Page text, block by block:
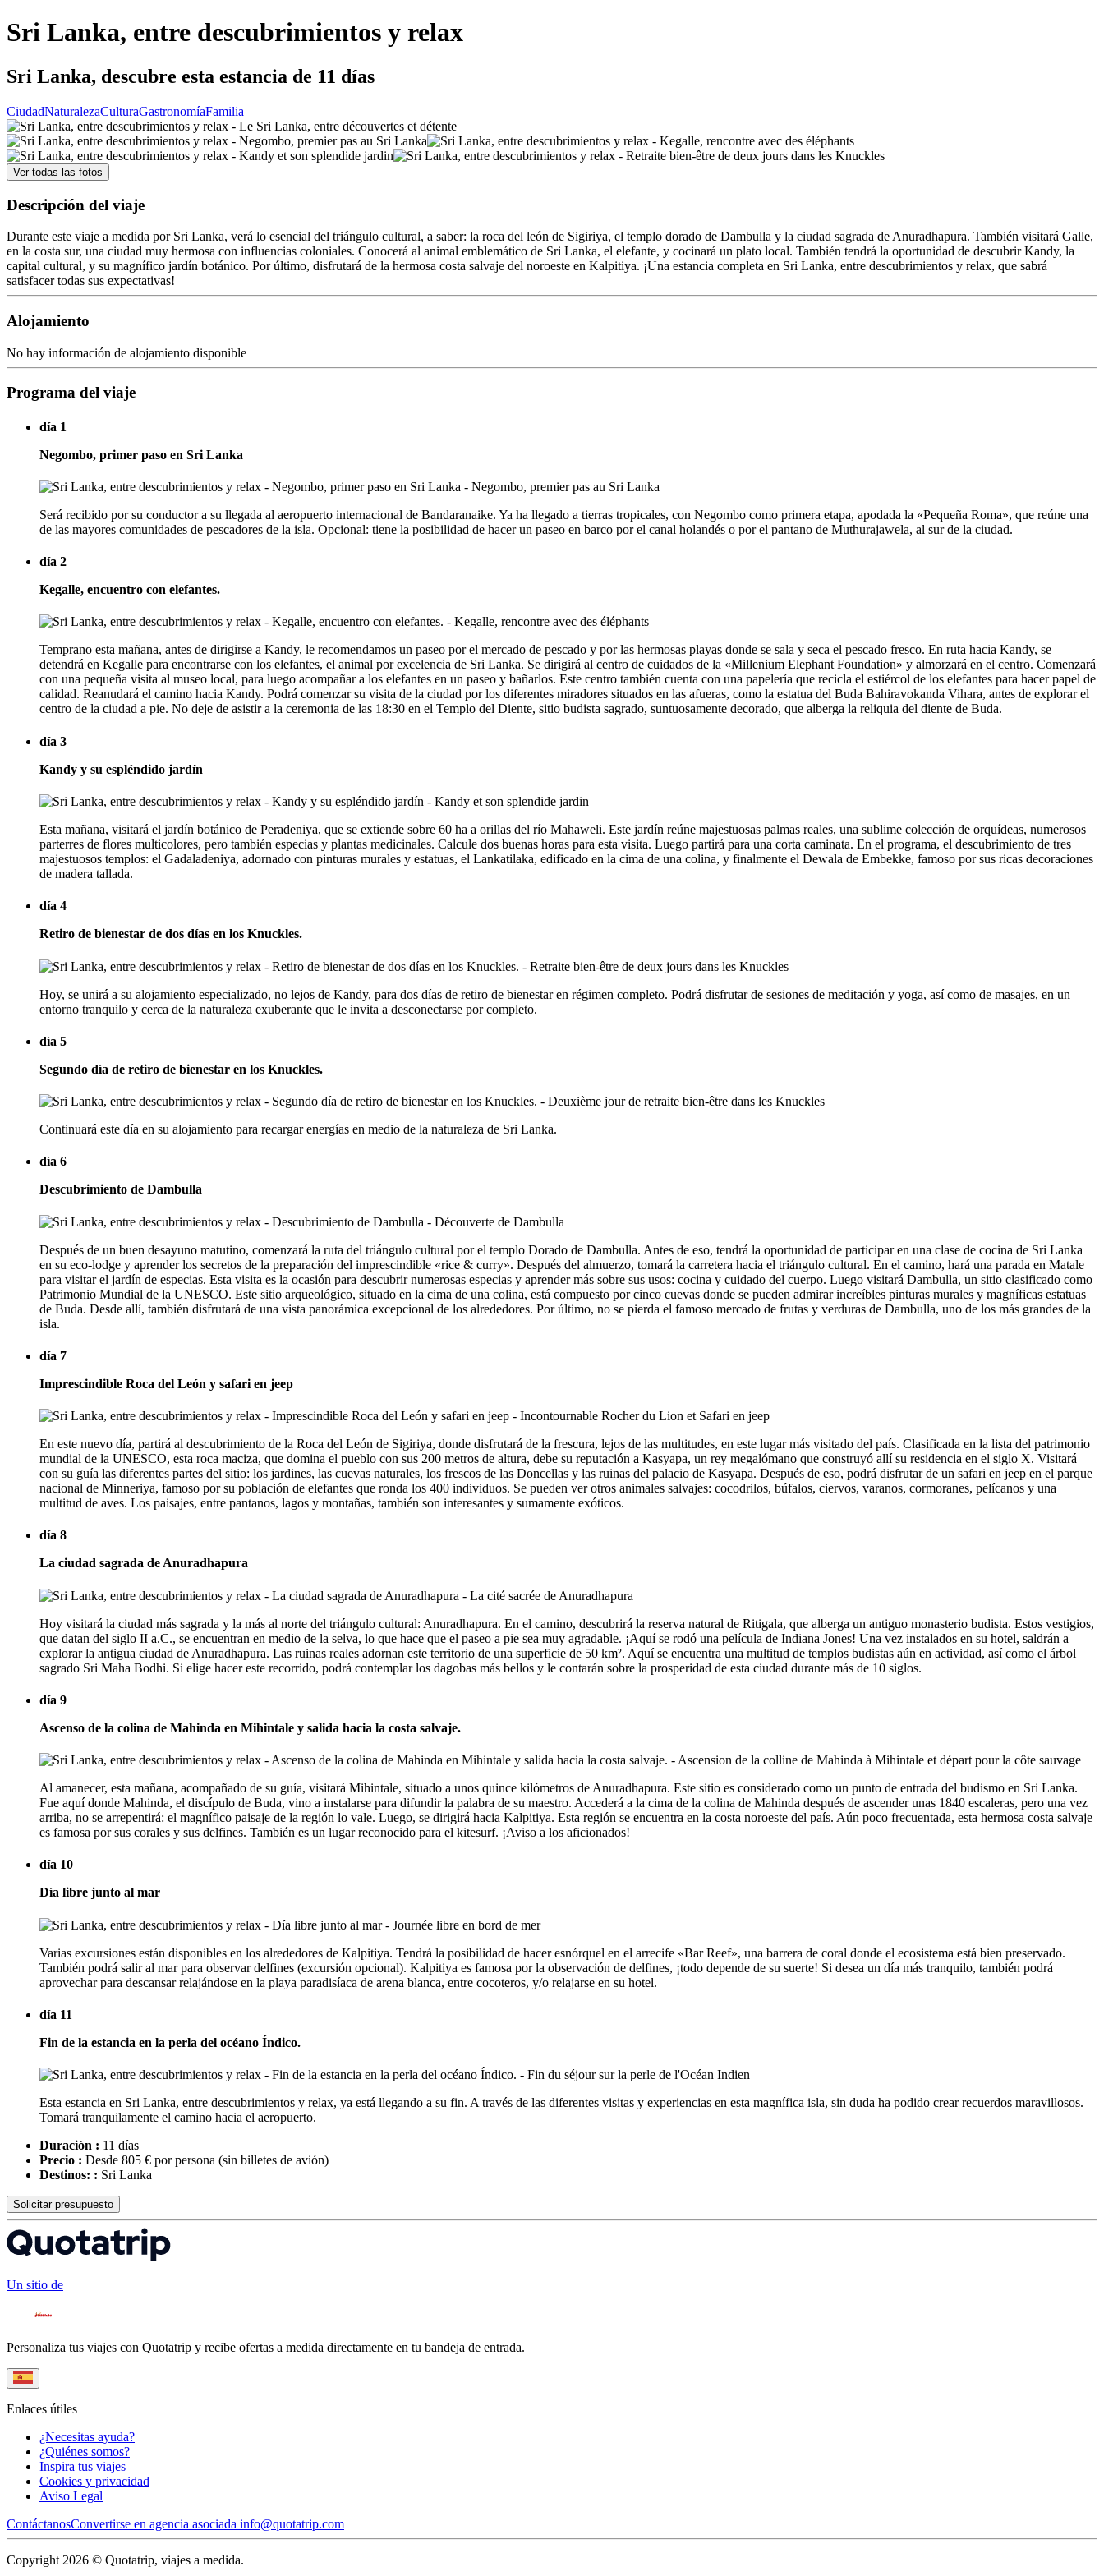
Sri Lanka, entre descubrimientos y relax
Sri Lanka, descubre esta estancia de 11 días
CiudadNaturalezaCulturaGastronomíaFamilia
Ver todas las fotos
Descripción del viaje
Durante este viaje a medida por Sri Lanka, verá lo esencial del triángulo cultural, a saber: la roca del león de Sigiriya, el templo dorado de Dambulla y la ciudad sagrada de Anuradhapura. También visitará Galle,
en la costa sur, una ciudad muy hermosa con influencias coloniales. Conocerá al animal emblemático de Sri Lanka, el elefante, y cocinará un plato local. También tendrá la oportunidad de descubrir Kandy, la
capital cultural, y su magnífico jardín botánico. Por último, disfrutará de la hermosa costa salvaje del noroeste en Kalpitiya. ¡Una estancia completa en Sri Lanka, entre descubrimientos y relax, que sabrá
satisfacer todas sus expectativas!
Alojamiento
No hay información de alojamiento disponible
Programa del viaje
día 1
Negombo, primer paso en Sri Lanka
Será recibido por su conductor a su llegada al aeropuerto internacional de Bandaranaike. Ya ha llegado a tierras tropicales, con Negombo como primera etapa, apodada la «Pequeña Roma», que reúne una
de las mayores comunidades de pescadores de la isla. Opcional: tiene la posibilidad de hacer un paseo en barco por el canal holandés o por el pantano de Muthurajawela, al sur de la ciudad.
día 2
Kegalle, encuentro con elefantes.
Temprano esta mañana, antes de dirigirse a Kandy, le recomendamos un paseo por el mercado de pescado y por las hermosas playas donde se sala y seca el pescado fresco. En ruta hacia Kandy, se
detendrá en Kegalle para encontrarse con los elefantes, el animal por excelencia de Sri Lanka. Se dirigirá al centro de cuidados de la «Millenium Elephant Foundation» y almorzará en el centro. Comenzará
con una pequeña visita al museo local, para luego acompañar a los elefantes en un paseo y bañarlos. Este centro también cuenta con una papelería que recicla el estiércol de los elefantes para hacer papel de
calidad. Reanudará el camino hacia Kandy. Podrá comenzar su visita de la ciudad por los diferentes miradores situados en las afueras, como la estatua del Buda Bahiravokanda Vihara, antes de explorar el
centro de la ciudad a pie. No deje de asistir a la ceremonia de las 18:30 en el Templo del Diente, sitio budista sagrado, suntuosamente decorado, que alberga la reliquia del diente de Buda.
día 3
Kandy y su espléndido jardín
Esta mañana, visitará el jardín botánico de Peradeniya, que se extiende sobre 60 ha a orillas del río Mahaweli. Este jardín reúne majestuosas palmas reales, una sublime colección de orquídeas, numerosos
parterres de flores multicolores, pero también especias y plantas medicinales. Calcule dos buenas horas para esta visita. Luego partirá para una corta caminata. En el programa, el descubrimiento de tres
majestuosos templos: el Gadaladeniya, adornado con pinturas murales y estatuas, el Lankatilaka, edificado en la cima de una colina, y finalmente el Dewala de Embekke, famoso por sus ricas decoraciones
de madera tallada.
día 4
Retiro de bienestar de dos días en los Knuckles.
Hoy, se unirá a su alojamiento especializado, no lejos de Kandy, para dos días de retiro de bienestar en régimen completo. Podrá disfrutar de sesiones de meditación y yoga, así como de masajes, en un
entorno tranquilo y cerca de la naturaleza exuberante que le invita a desconectarse por completo.
día 5
Segundo día de retiro de bienestar en los Knuckles.
Continuará este día en su alojamiento para recargar energías en medio de la naturaleza de Sri Lanka.
día 6
Descubrimiento de Dambulla
Después de un buen desayuno matutino, comenzará la ruta del triángulo cultural por el templo Dorado de Dambulla. Antes de eso, tendrá la oportunidad de participar en una clase de cocina de Sri Lanka
en su eco-lodge y aprender los secretos de la preparación del imprescindible «rice & curry». Después del almuerzo, tomará la carretera hacia el triángulo cultural. En el camino, hará una parada en Matale
para visitar el jardín de especias. Esta visita es la ocasión para descubrir numerosas especias y aprender más sobre sus usos: cocina y cuidado del cuerpo. Luego visitará Dambulla, un sitio clasificado como
Patrimonio Mundial de la UNESCO. Este sitio arqueológico, situado en la cima de una colina, está compuesto por cinco cuevas donde se pueden admirar increíbles pinturas murales y magníficas estatuas
de Buda. Desde allí, también disfrutará de una vista panorámica excepcional de los alrededores. Por último, no se pierda el famoso mercado de frutas y verduras de Dambulla, uno de los más grandes de la
isla.
día 7
Imprescindible Roca del León y safari en jeep
En este nuevo día, partirá al descubrimiento de la Roca del León de Sigiriya, donde disfrutará de la frescura, lejos de las multitudes, en este lugar más visitado del país. Clasificada en la lista del patrimonio
mundial de la UNESCO, esta roca maciza, que domina el pueblo con sus 200 metros de altura, debe su reputación a Kasyapa, un rey megalómano que construyó allí su residencia en el siglo X. Visitará
con su guía las diferentes partes del sitio: los jardines, las cuevas naturales, los frescos de las Doncellas y las ruinas del palacio de Kasyapa. Después de eso, podrá disfrutar de un safari en jeep en el parque
nacional de Minneriya, famoso por su población de elefantes que ronda los 400 individuos. Se pueden ver otros animales salvajes: cocodrilos, búfalos, ciervos, varanos, cormoranes, pelícanos y una
multitud de aves. Los paisajes, entre pantanos, lagos y montañas, también son interesantes y sumamente exóticos.
día 8
La ciudad sagrada de Anuradhapura
Hoy visitará la ciudad más sagrada y la más al norte del triángulo cultural: Anuradhapura. En el camino, descubrirá la reserva natural de Ritigala, que alberga un antiguo monasterio budista. Estos vestigios,
que datan del siglo II a.C., se encuentran en medio de la selva, lo que hace que el paseo a pie sea muy agradable. ¡Aquí se rodó una película de Indiana Jones! Una vez instalados en su hotel, saldrán a
explorar la antigua ciudad de Anuradhapura. Las ruinas reales adornan este territorio de una superficie de 50 km². Aquí se encuentra una multitud de templos budistas aún en actividad, así como el árbol
sagrado Sri Maha Bodhi. Si elige hacer este recorrido, podrá contemplar los dagobas más bellos y le contarán sobre la prosperidad de esta ciudad durante más de 10 siglos.
día 9
Ascenso de la colina de Mahinda en Mihintale y salida hacia la costa salvaje.
Al amanecer, esta mañana, acompañado de su guía, visitará Mihintale, situado a unos quince kilómetros de Anuradhapura. Este sitio es considerado como un punto de entrada del budismo en Sri Lanka.
Fue aquí donde Mahinda, el discípulo de Buda, vino a instalarse para difundir la palabra de su maestro. Accederá a la cima de la colina de Mahinda después de ascender unas 1840 escaleras, pero una vez
arriba, no se arrepentirá: el magnífico paisaje de la región lo vale. Luego, se dirigirá hacia Kalpitiya. Esta región se encuentra en la costa noroeste del país. Aún poco frecuentada, esta hermosa costa salvaje
es famosa por sus corales y sus delfines. También es un lugar reconocido para el kitesurf. ¡Aviso a los aficionados!
día 10
Día libre junto al mar
Varias excursiones están disponibles en los alrededores de Kalpitiya. Tendrá la posibilidad de hacer esnórquel en el arrecife «Bar Reef», una barrera de coral donde el ecosistema está bien preservado.
También podrá salir al mar para observar delfines (excursión opcional). Kalpitiya es famosa por la observación de delfines, ¡todo depende de su suerte! Si desea un día más tranquilo, también podrá
aprovechar para descansar relajándose en la playa paradisíaca de arena blanca, entre cocoteros, y/o relajarse en su hotel.
día 11
Fin de la estancia en la perla del océano Índico.
Esta estancia en Sri Lanka, entre descubrimientos y relax, ya está llegando a su fin. A través de las diferentes visitas y experiencias en esta magnífica isla, sin duda ha podido crear recuerdos maravillosos.
Tomará tranquilamente el camino hacia el aeropuerto.
Duración : 11 días
Precio : Desde 805 € por persona (sin billetes de avión)
Destinos: : Sri Lanka
Solicitar presupuesto
Un sitio de
Personaliza tus viajes con Quotatrip y recibe ofertas a medida directamente en tu bandeja de entrada.
Enlaces útiles
¿Necesitas ayuda?
¿Quiénes somos?
Inspira tus viajes
Cookies y privacidad
Aviso Legal
ContáctanosConvertirse en agencia asociada info@quotatrip.com
Copyright 2026 © Quotatrip, viajes a medida.